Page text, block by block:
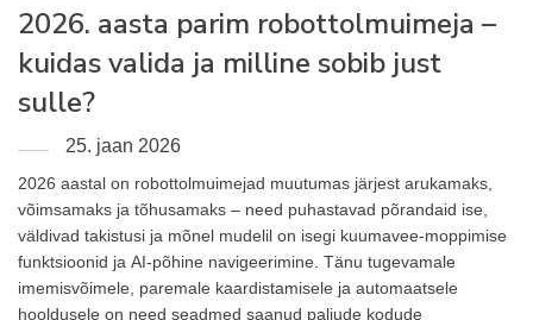
2026. aasta parim robottolmuimeja –
kuidas valida ja milline sobib just
sulle?
25. jaan 2026
2026 aastal on robottolmuimejad muutumas järjest arukamaks,
võimsamaks ja tõhusamaks – need puhastavad põrandaid ise,
väldivad takistusi ja mõnel mudelil on isegi kuumavee-moppimise
funktsioonid ja AI-põhine navigeerimine. Tänu tugevamale
imemisvõimele, paremale kaardistamisele ja automaatsele
hooldusele on need seadmed saanud paljude kodude